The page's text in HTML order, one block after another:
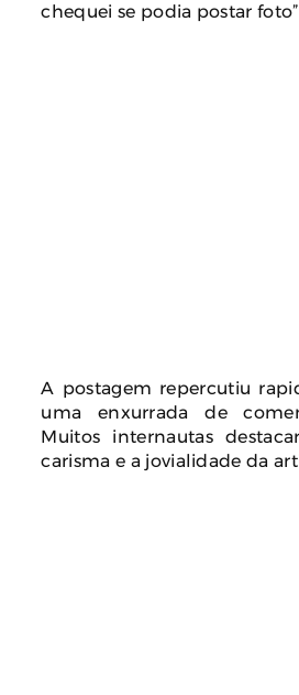
chequei se podia postar
A postagem repercutiu
uma enxurrada de
Muitos internautas
carisma e a jovialidade da